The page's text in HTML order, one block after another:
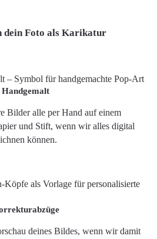
dein Foto als Karikatur
Handgemalt
Bilder alle per Hand auf einem
und Stift, wenn wir alles digital
können.
deines Bildes, wenn wir damit